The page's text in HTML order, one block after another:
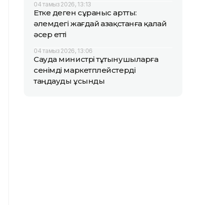
04 тамыз 2026, 13:13
Етке деген сұраныс артты:
әлемдегі жағдай Қазақстанға қалай
әсер етті
04 тамыз 2026, 13:06
Сауда министрі тұтынушыларға
сенімді маркетплейстерді
таңдауды ұсынды